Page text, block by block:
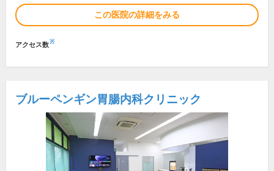
この医院の詳細をみる
アクセス数※
ブルーペンギン胃腸内科クリニック